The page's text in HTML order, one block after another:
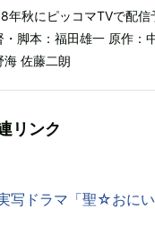
年秋にピッコマTVで配信
・脚本：福田雄一 原作
海 佐藤二朗
リンク
写ドラマ「聖☆おにい